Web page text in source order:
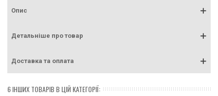
Опис
Детальніше про товар
Доставка та оплата
6 ІНШИХ ТОВАРІВ В ЦІЙ КАТЕГОРІЇ: